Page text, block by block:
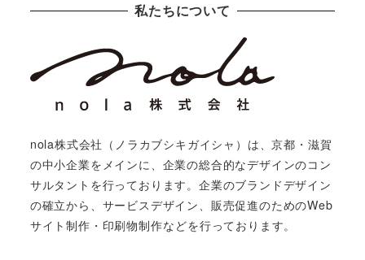
私たちについて
nola株式会社（ノラカブシキガイシャ）は、京都・滋賀
の中小企業をメインに、企業の総合的なデザインのコン
サルタントを行っております。企業のブランドデザイン
の確立から、サービスデザイン、販売促進のためのWeb
サイト制作・印刷物制作などを行っております。